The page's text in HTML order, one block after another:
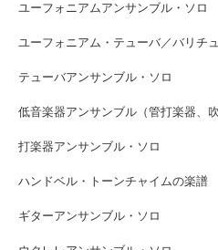
ユーフォニアムアンサンブル・ソロ
ユーフォニアム・テューバ／バリチ
テューバアンサンブル・ソロ
低音楽器アンサンブル（管打楽器、
打楽器アンサンブル・ソロ
ハンドベル・トーンチャイムの楽譜
ギターアンサンブル・ソロ